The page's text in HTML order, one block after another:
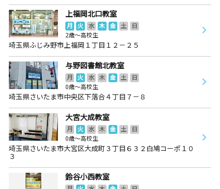
上福岡北口教室
月 火 水 木 金 土
日
2歳～高校生
埼玉県ふじみ野市上福岡１丁目１２－２５
与野図書館北教室
月 火 水 木 金 土
日
0歳～高校生
埼玉県さいたま市中央区下落合４丁目７－８
大宮大成教室
月 火 水 木 金 土
日
0歳～高校生
埼玉県さいたま市大宮区大成町３丁目６３２白鳩コーポ１０
３
鈴谷小西教室